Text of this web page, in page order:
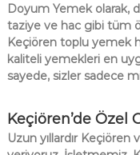
Doyum Yemek olarak,
taziye ve hac gibi tüm
Keçiören toplu yemek
kaliteli yemekleri en
sayede, sizler sadece
Keçiören’de Özel
Uzun yıllardır Keçiören